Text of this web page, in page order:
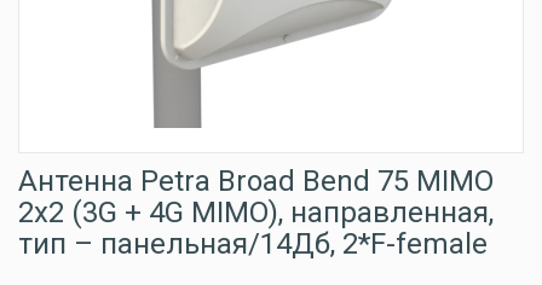
Антенна Petra Broad Bend 75 MIMO
2x2 (3G + 4G MIMO), направленная,
тип – панельная/14Дб, 2*F-female